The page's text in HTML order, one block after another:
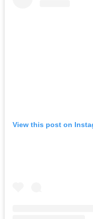
View this post on